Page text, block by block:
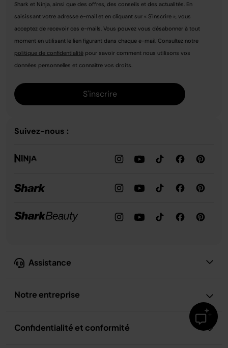
Assistance
Notre entreprise
Confidentialité et conformité
Shark et Ninja, ainsi que des offres, des conseils et des actualités. En
saisissant votre adresse e-mail et en cliquant sur « S'inscrire », vous
acceptez de recevoir ces e-mails. Vous pouvez vous désabonner à tout
moment en utilisant le lien figurant dans chaque e-mail. Consultez notre
politique de confidentialité pour savoir comment nous utilisons vos
données personnelles et connaître vos droits.
S'inscrire
Suivez-nous :